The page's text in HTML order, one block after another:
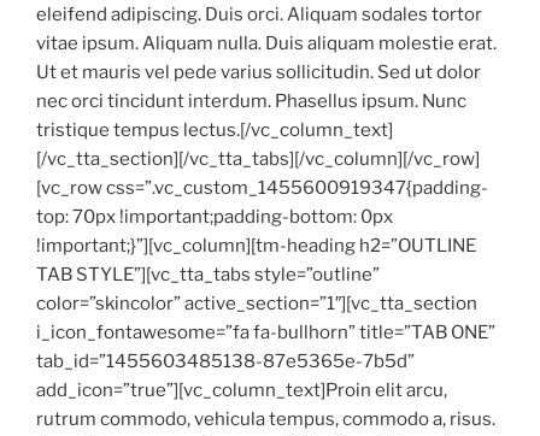
eleifend adipiscing. Duis orci. Aliquam sodales tortor
vitae ipsum. Aliquam nulla. Duis aliquam molestie erat.
Ut et mauris vel pede varius sollicitudin. Sed ut dolor
nec orci tincidunt interdum. Phasellus ipsum. Nunc
tristique tempus lectus.[/vc_column_text]
[/vc_tta_section][/vc_tta_tabs][/vc_column][/vc_row]
[vc_row css=”.vc_custom_1455600919347{padding-
top: 70px !important;padding-bottom: 0px
!important;}”][vc_column][tm-heading h2=”OUTLINE
TAB STYLE”][vc_tta_tabs style=”outline”
color=”skincolor” active_section=”1″][vc_tta_section
i_icon_fontawesome=”fa fa-bullhorn” title=”TAB ONE”
tab_id=”1455603485138-87e5365e-7b5d”
add_icon=”true”][vc_column_text]Proin elit arcu,
rutrum commodo, vehicula tempus, commodo a, risus.